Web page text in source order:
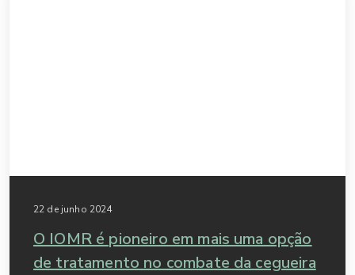
22 de junho 2024
O IOMR é pioneiro em mais uma opção
de tratamento no combate da cegueira